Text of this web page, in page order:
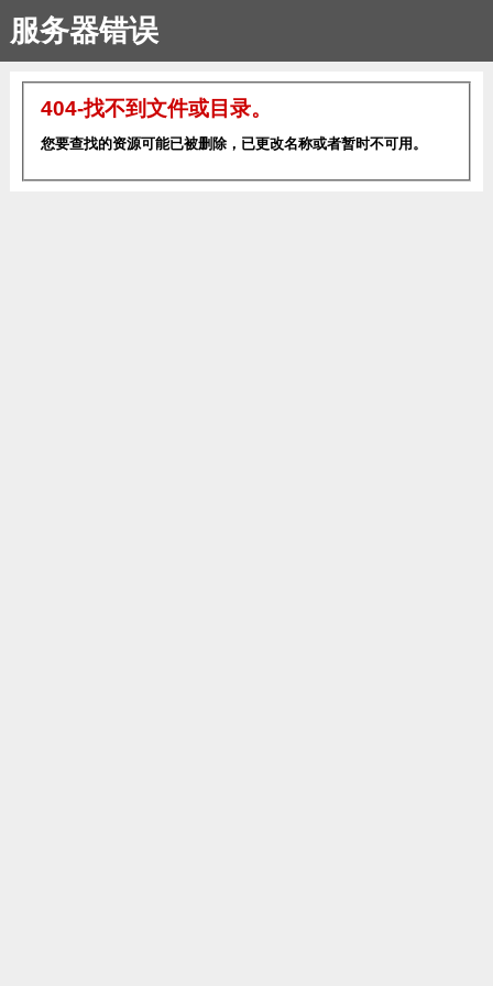
服务器错误
404-找不到文件或目录。
您要查找的资源可能已被删除，已更改名称或者暂时不可用。